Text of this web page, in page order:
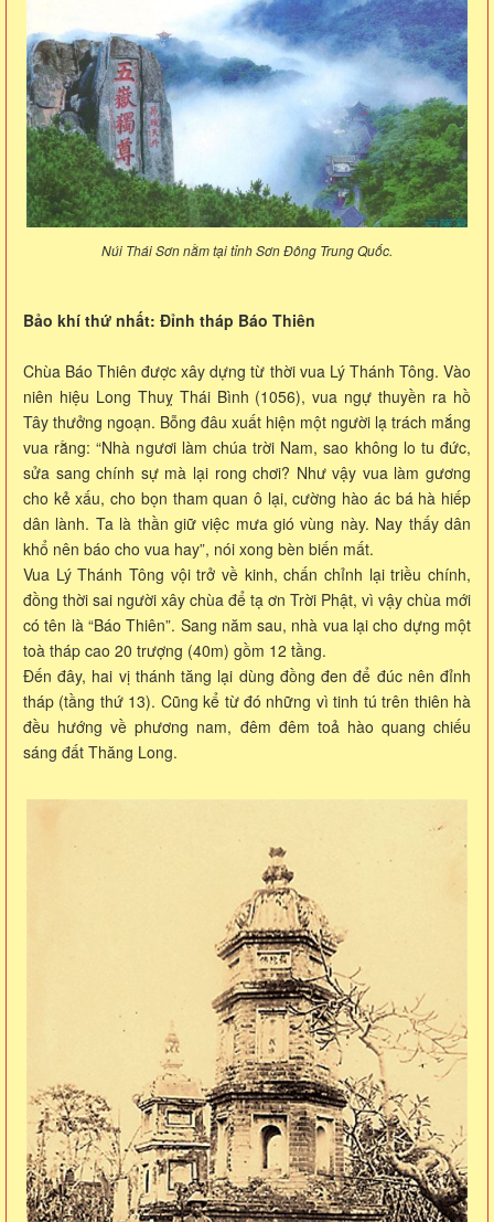
Núi Thái Sơn nằm tại tỉnh Sơn Đông Trung Quốc.
Bảo khí thứ nhất: Đỉnh tháp Báo Thiên
Chùa Báo Thiên được xây dựng từ thời vua Lý Thánh Tông. Vào
niên hiệu Long Thuỵ Thái Bình (1056), vua ngự thuyền ra hồ
Tây thưởng ngoạn. Bỗng đâu xuất hiện một người lạ trách mắng
vua rằng: “Nhà ngươi làm chúa trời Nam, sao không lo tu đức,
sửa sang chính sự mà lại rong chơi? Như vậy vua làm gương
cho kẻ xấu, cho bọn tham quan ô lại, cường hào ác bá hà hiếp
dân lành. Ta là thần giữ việc mưa gió vùng này. Nay thấy dân
khổ nên báo cho vua hay”, nói xong bèn biến mất.
Vua Lý Thánh Tông vội trở về kinh, chấn chỉnh lại triều chính,
đồng thời sai người xây chùa để tạ ơn Trời Phật, vì vậy chùa mới
có tên là “Báo Thiên”. Sang năm sau, nhà vua lại cho dựng một
toà tháp cao 20 trượng (40m) gồm 12 tầng.
Đến đây, hai vị thánh tăng lại dùng đồng đen để đúc nên đỉnh
tháp (tầng thứ 13). Cũng kể từ đó những vì tinh tú trên thiên hà
đều hướng về phương nam, đêm đêm toả hào quang chiếu
sáng đất Thăng Long.